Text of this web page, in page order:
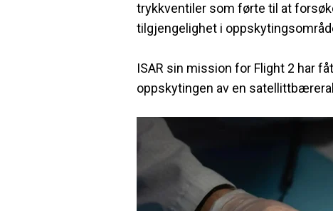
trykkventiler som førte til at
tilgjengelighet i
ISAR sin mission for Flight 2 har
oppskytingen av en